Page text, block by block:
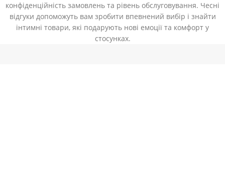
конфіденційність замовлень та рівень обслуговування. Чесні
відгуки допоможуть вам зробити впевнений вибір і знайти
інтимні товари, які подарують нові емоції та комфорт у
стосунках.